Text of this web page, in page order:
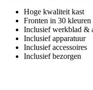
Hoge kwaliteit kast
Fronten in 30 kleuren
Inclusief werkblad &
Inclusief apparatuur
Inclusief accessoires
Inclusief bezorgen